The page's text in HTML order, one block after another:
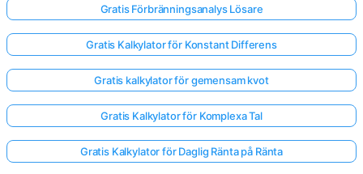
Gratis Förbränningsanalys Lösare
Gratis Kalkylator för Konstant Differens
Gratis kalkylator för gemensam kvot
Gratis Kalkylator för Komplexa Tal
Gratis Kalkylator för Daglig Ränta på Ränta